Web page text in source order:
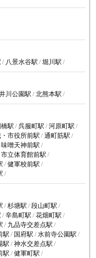
八景水谷駅 堀川駅
川公園駅 北熊本駅
駅 呉服町駅 河原町駅
市役所前駅 通町筋駅
味噌天神前駅
市立体育館前駅
健軍校前駅
杉塘駅 段山町駅
辛島町駅 花畑町駅
九品寺交差点駅
駅 国府駅 水前寺公園駅
駅 神水交差点駅
駅 健軍町駅